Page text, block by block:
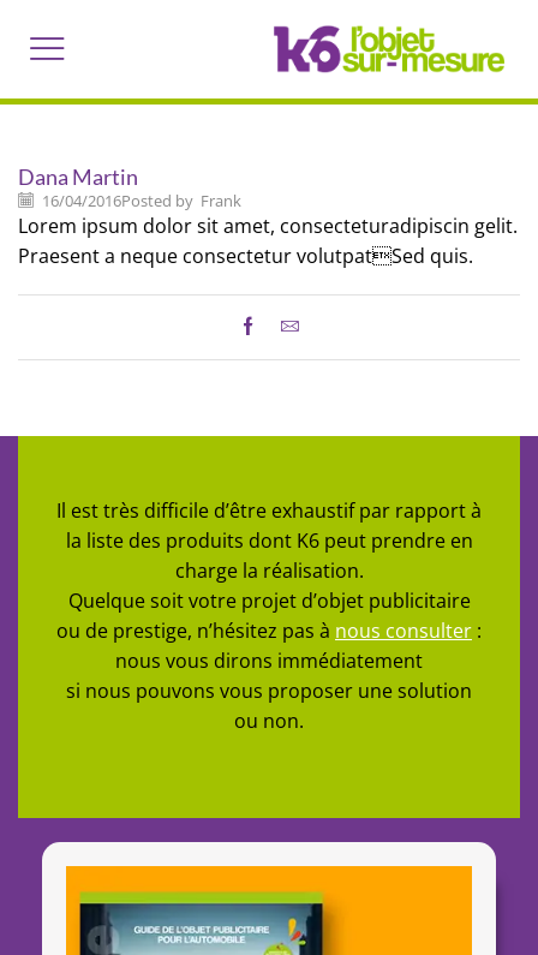
Dana Martin
16/04/2016Posted by Frank
Lorem ipsum dolor sit amet, consecteturadipiscin gelit.
Praesent a neque consectetur volutpatSed quis.
Il est très difficile d’être exhaustif par rapport à
la liste des produits dont K6 peut prendre en
charge la réalisation.
Quelque soit votre projet d’objet publicitaire
ou de prestige, n’hésitez pas à nous consulter :
nous vous dirons immédiatement
si nous pouvons vous proposer une solution
ou non.